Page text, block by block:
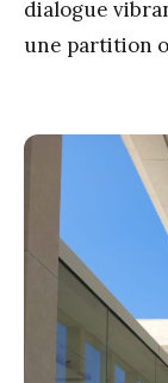
dialogue
une partition